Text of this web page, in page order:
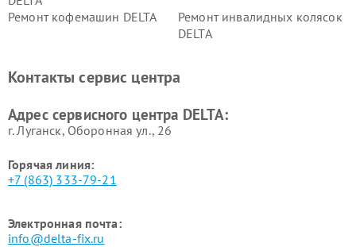
Ремонт кофемашин DELTA
Ремонт инвалидных колясок
DELTA
Контакты сервис центра
Адрес сервисного центра DELTA:
г. Луганск, Оборонная ул., 26
Горячая линия:
+7 (863) 333-79-21
Электронная почта:
info@delta-fix.ru